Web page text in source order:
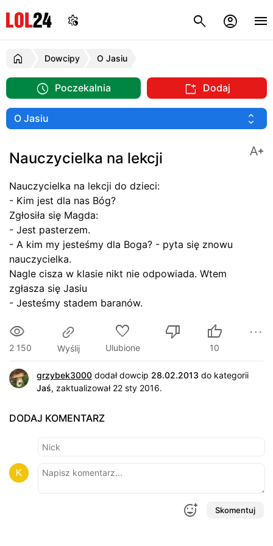
Dowcipy O Jasiu
Poczekalnia Dodaj
Nauczycielka na lekcji
Nauczycielka na lekcji do dzieci:
- Kim jest dla nas Bóg?
Zgłosiła się Magda:
- Jest pasterzem.
- A kim my jesteśmy dla Boga? - pyta się znowu
nauczycielka.
Nagle cisza w klasie nikt nie odpowiada. Wtem
zgłasza się Jasiu
- Jesteśmy stadem baranów.
2 150 Wyślij Ulubione 10
grzybek3000dodał dowcip 28.02.2013 do kategorii
Jaś, zaktualizował 22 sty 2016.
DODAJ KOMENTARZ
Skomentuj